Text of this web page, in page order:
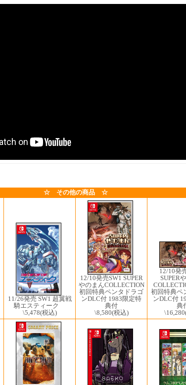
☆ その他の商品 ☆
11/26発売 SW1 超翼戦
騎エスティーク
\5,478(税込)
12/10発売SW1 ​SUPER
やのまんCOLLECTION
初回特典ペンタドラゴ
ンDLC付 1983限定特
典付
\8,580(税込)
12/10発
SUPER
初回特典ペ
ンDLC付
典
\16,280